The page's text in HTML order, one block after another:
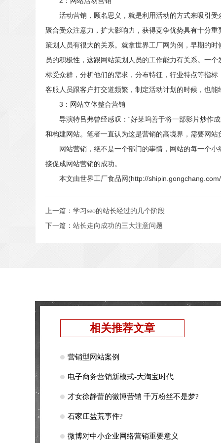
活动营销，顾名思义，就是利用活动的方式来吸引受
聚合受众注意力，扩大影响力，获得竞争优势具有十分
策划人员有很大的关系。就拿世界工厂网为例，早期的
员的积极性，这跟网站策划人员的工作能力有关系。一
标受众群，分析他们的需求，分布特征，行业特点等指
客服人员跟客户打交道频繁，制定活动计划的时候，也能
3：网站立体整合营销
导演特吕弗曾经感叹：“好莱坞善于将一部影片炒作成
和构建网站。笔者一直认为这是营销的高境界，需要网
网站营销，绝不是一个部门的事情，网站的每一个小
接促成网站营销的成功。
本文由世界工厂食品网(http://shipin.gongchang.com/
上一篇： 学习seo的站长经过的几个阶段
下一篇： 站长走向成功的三大注意问题
相关推荐文章
营销型网站案例
电子商务营销新模式-大淘宝时代
才女徐静蕾的微博营销 千万粉丝不是梦?
石家庄盐荒事件?
微博对中小企业网络营销重要意义